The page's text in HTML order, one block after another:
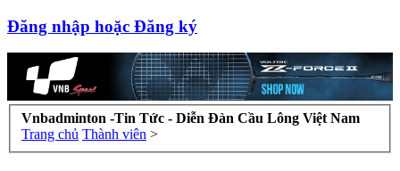
Đăng nhập hoặc Đăng ký
Vnbadminton -Tin Tức - Diễn Đàn Cầu Lông Việt Nam
Trang chủ Thành viên >